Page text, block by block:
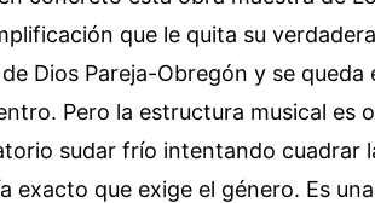
que le quita su
Dios Pareja-Obregón y se queda
Pero la estructura musical es
sudar frío intentando cuadrar
exacto que exige el género. Es